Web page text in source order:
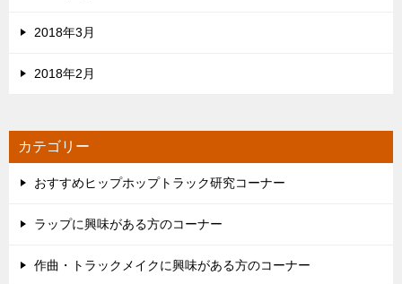
2018年3月
2018年2月
カテゴリー
おすすめヒップホップトラック研究コーナー
ラップに興味がある方のコーナー
作曲・トラックメイクに興味がある方のコーナー